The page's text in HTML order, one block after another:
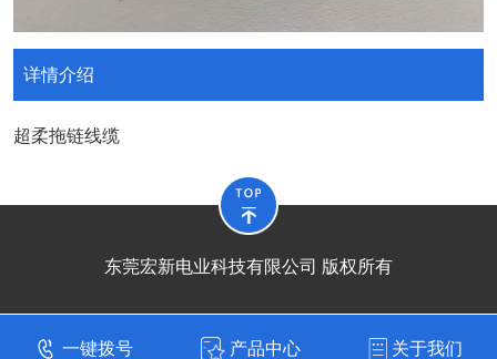
详情介绍
超柔拖链线缆
东莞宏新电业科技有限公司 版权所有
一键拨号 产品中心 关于我们